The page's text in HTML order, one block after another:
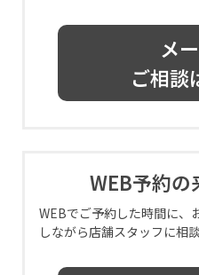
メ
ご相談
WEB予約の
WEBでご予約した時間に、
しながら店舗スタッフに相